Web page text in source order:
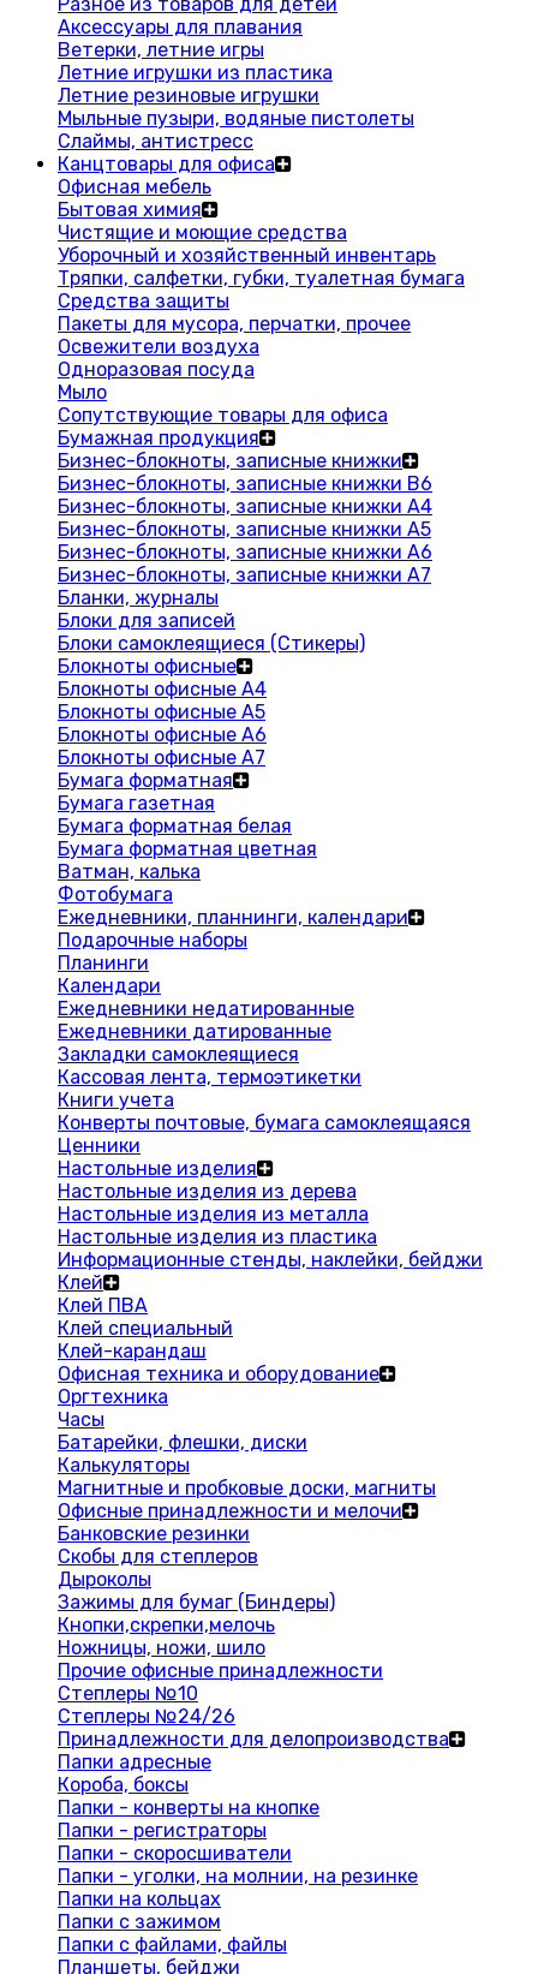
Аксессуары для плавания
Ветерки, летние игры
Летние игрушки из пластика
Летние резиновые игрушки
Мыльные пузыри, водяные пистолеты
Слаймы, антистресс
Канцтовары для офиса
Офисная мебель
Бытовая химия
Чистящие и моющие средства
Уборочный и хозяйственный инвентарь
Тряпки, салфетки, губки, туалетная бумага
Средства защиты
Пакеты для мусора, перчатки, прочее
Освежители воздуха
Одноразовая посуда
Мыло
Сопутствующие товары для офиса
Бумажная продукция
Бизнес-блокноты, записные книжки
Бизнес-блокноты, записные книжки В6
Бизнес-блокноты, записные книжки A4
Бизнес-блокноты, записные книжки А5
Бизнес-блокноты, записные книжки А6
Бизнес-блокноты, записные книжки А7
Бланки, журналы
Блоки для записей
Блоки самоклеящиеся (Стикеры)
Блокноты офисные
Блокноты офисные A4
Блокноты офисные A5
Блокноты офисные A6
Блокноты офисные A7
Бумага форматная
Бумага газетная
Бумага форматная белая
Бумага форматная цветная
Ватман, калька
Фотобумага
Ежедневники, планнинги, календари
Подарочные наборы
Планинги
Календари
Ежедневники недатированные
Ежедневники датированные
Закладки самоклеящиеся
Кассовая лента, термоэтикетки
Книги учета
Конверты почтовые, бумага самоклеящаяся
Ценники
Настольные изделия
Настольные изделия из дерева
Настольные изделия из металла
Настольные изделия из пластика
Информационные стенды, наклейки, бейджи
Клей
Клей ПВА
Клей специальный
Клей-карандаш
Офисная техника и оборудование
Оргтехника
Часы
Батарейки, флешки, диски
Калькуляторы
Магнитные и пробковые доски, магниты
Офисные принадлежности и мелочи
Банковские резинки
Скобы для степлеров
Дыроколы
Зажимы для бумаг (Биндеры)
Кнопки,скрепки,мелочь
Ножницы, ножи, шило
Прочие офисные принадлежности
Степлеры №10
Степлеры №24/26
Принадлежности для делопроизводства
Папки адресные
Короба, боксы
Папки - конверты на кнопке
Папки - регистраторы
Папки - скоросшиватели
Папки - уголки, на молнии, на резинке
Папки на кольцах
Папки с зажимом
Папки с файлами, файлы
Планшеты, бейджи